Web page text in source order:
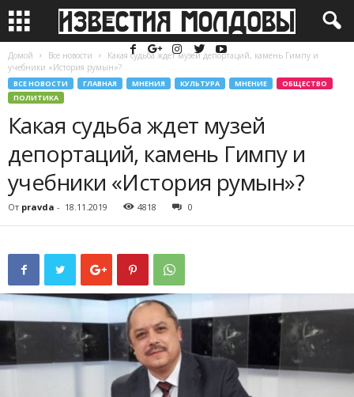
Домой Все новости
Какая судьба ждет музей депортаций, камень Гимпу и
учебники «История румын»?
ВСЕ НОВОСТИ ГЛАВНАЯ МНЕНИЯ КУЛЬТУРА МНЕНИЕ
ОБЩЕСТВО
ПОЛИТИКА
Какая судьба ждет музей
депортаций, камень Гимпу и
учебники «История румын»?
От pravda - 18.11.2019 4818 0